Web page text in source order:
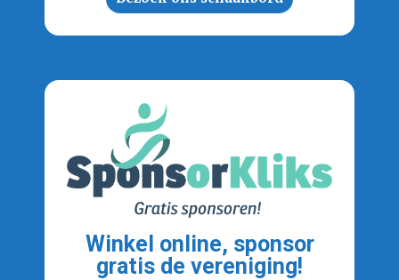
Winkel online, sponsor
gratis de vereniging!